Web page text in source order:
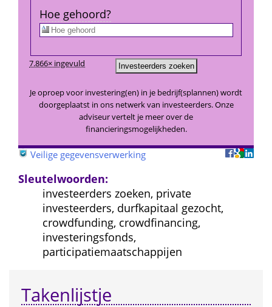
7.866× ingevuld
Je oproep voor investering(en) in je bedrijf(splannen) wordt
doorgeplaatst in ons netwerk van investeerders. Onze
adviseur vertelt je meer over de
financieringsmogelijkheden.
Hoe gehoord?
Veilige gegevensverwerking
Sleutelwoorden:
investeerders zoeken, private
investeerders, durfkapitaal gezocht,
crowdfunding, crowdfinancing,
investeringsfonds,
participatiemaatschappijen
Takenlijstje